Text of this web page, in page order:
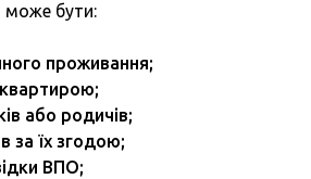
бути:
проживання;
або родичів;
за їх згодою;
ВПО;